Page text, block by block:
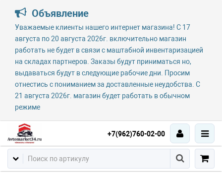
Объявление
Уважаемые клиенты нашего интернет магазина! С 17
августа по 20 августа 2026г. включительно магазин
работать не будет в связи с маштабной инвентаризацией
на складах партнеров. Заказы будут приниматься но,
выдаваться будут в следующие рабочие дни. Просим
отнестись с пониманием за доставленные неудобства. С
21 августа 2026г. магазин будет работать в обычном
режиме
+7(962)760-02-00